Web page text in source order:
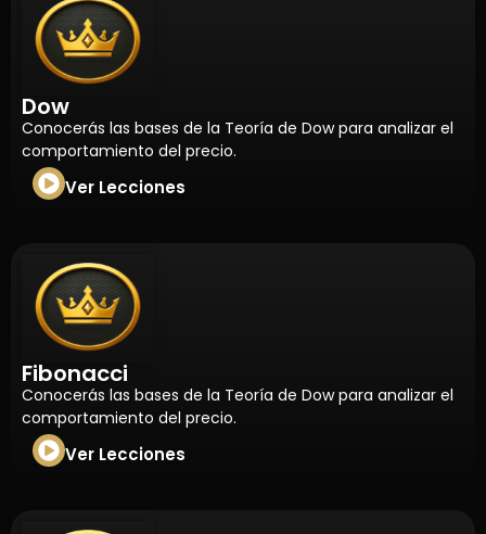
Dow
Conocerás las bases de la Teoría de Dow para analizar el
comportamiento del precio.
Ver Lecciones
Fibonacci
Conocerás las bases de la Teoría de Dow para analizar el
comportamiento del precio.
Ver Lecciones